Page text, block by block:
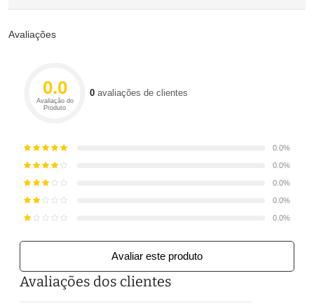
Avaliações
0.0
Avaliação do
Produto
0 avaliações de clientes
0.0%
0.0%
0.0%
0.0%
0.0%
Avaliar este produto
Avaliações dos clientes